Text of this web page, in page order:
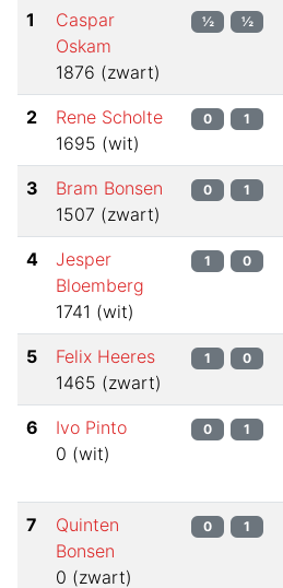
1
Caspar
Oskam
1876 (zwart)
½ ½
2
Rene Scholte
1695 (wit)
0 1
3
Bram Bonsen
1507 (zwart)
0 1
4
Jesper
Bloemberg
1741 (wit)
1 0
5
Felix Heeres
1465 (zwart)
1 0
6
Ivo Pinto
0 (wit)
0 1
7
Quinten
Bonsen
0 (zwart)
0 1